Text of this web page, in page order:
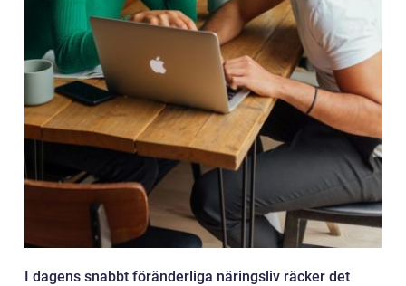
I dagens snabbt föränderliga näringsliv räcker det